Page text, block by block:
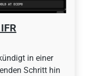
in einer
Schritt hin